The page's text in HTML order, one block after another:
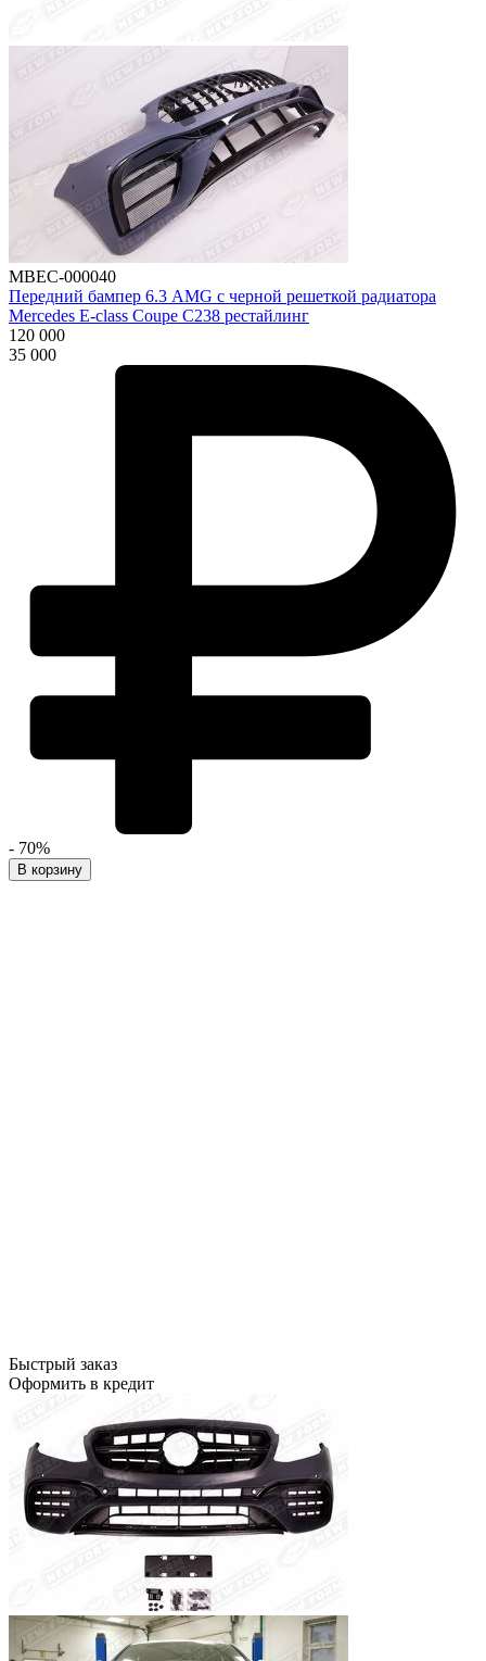
MBEC-000040
Передний бампер 6.3 AMG с черной решеткой радиатора
Mercedes E-class Coupe C238 рестайлинг
120 000
35 000
- 70%
В корзину
Быстрый заказ
Оформить в кредит